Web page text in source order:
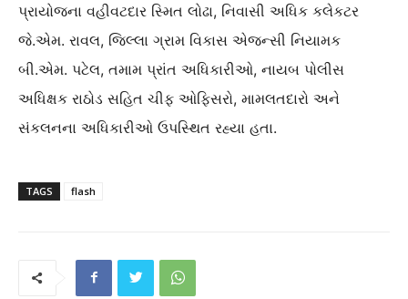
પ્રાયોજના વહીવટદાર સ્મિત લોઢા, નિવાસી અધિક કલેકટર
જે.એમ. રાવલ, જિલ્લા ગ્રામ વિકાસ એજન્સી નિયામક
બી.એમ. પટેલ, તમામ પ્રાંત અધિકારીઓ, નાયબ પોલીસ
અધિક્ષક રાઠોડ સહિત ચીફ ઓફિસરો, મામલતદારો અને
સંકલનના અધિકારીઓ ઉપસ્થિત રહ્યા હતા.
TAGS flash